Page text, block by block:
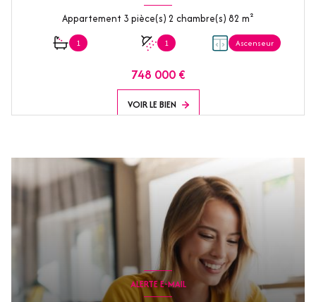
Appartement 3 pièce(s) 2 chambre(s) 82 m²
1 1 Ascenseur
748 000 €
VOIR LE BIEN
ALERTE E-MAIL